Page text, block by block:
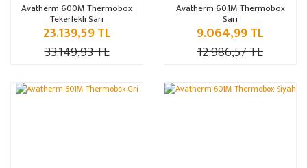
Avatherm 600M Thermobox
Tekerlekli Sarı
23.139,59 TL
33.149,93 TL
Avatherm 601M Thermobox
Sarı
9.064,99 TL
12.986,57 TL
%30 %30